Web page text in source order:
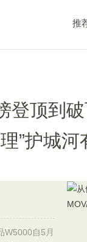
推
登顶到破
”护城河
W5000自5月